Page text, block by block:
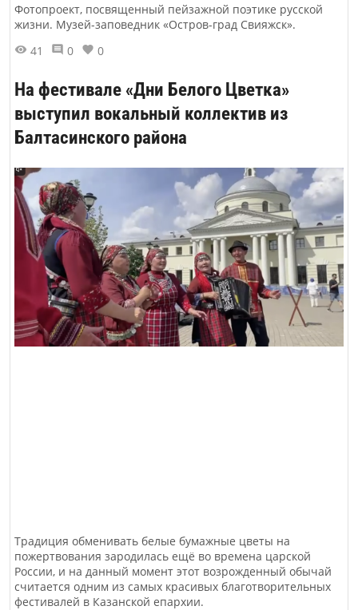
Фотопроект, посвященный пейзажной поэтике русской
жизни. Музей-заповедник «Остров-град Свияжск».
41
0 0
На фестивале «Дни Белого Цветка»
выступил вокальный коллектив из
Балтасинского района
Традиция обменивать белые бумажные цветы на
пожертвования зародилась ещё во времена царской
России, и на данный момент этот возрожденный обычай
считается одним из самых красивых благотворительных
фестивалей в Казанской епархии.